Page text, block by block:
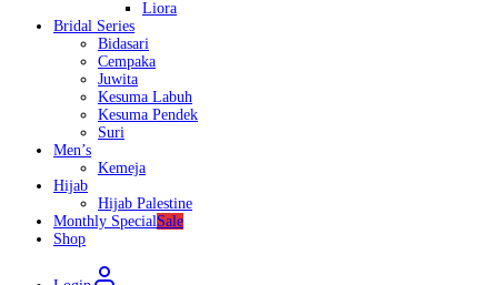
Liora
Bridal Series
Bidasari
Cempaka
Juwita
Kesuma Labuh
Kesuma Pendek
Suri
Men’s
Kemeja
Hijab
Hijab Palestine
Monthly SpecialSale
Shop